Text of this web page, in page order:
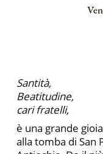
Santità,
Beatitudine,
cari fratelli,
è una grande
alla tomba di San